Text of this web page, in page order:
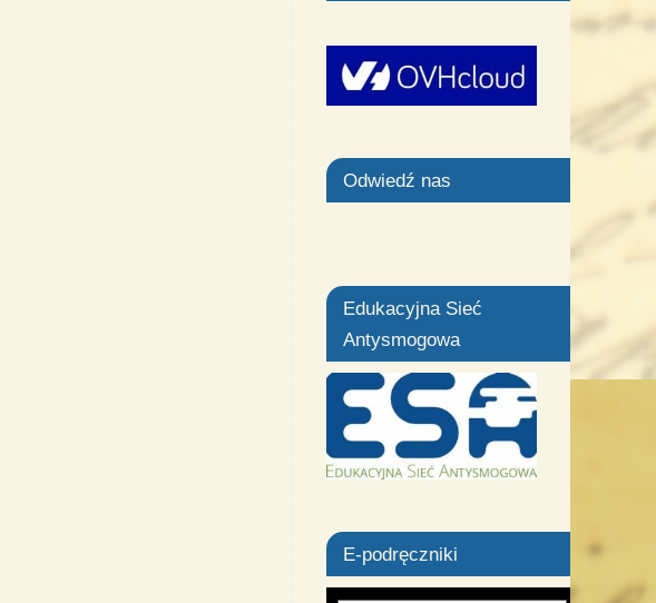
Odwiedź nas
Edukacyjna Sieć
Antysmogowa
E-podręczniki